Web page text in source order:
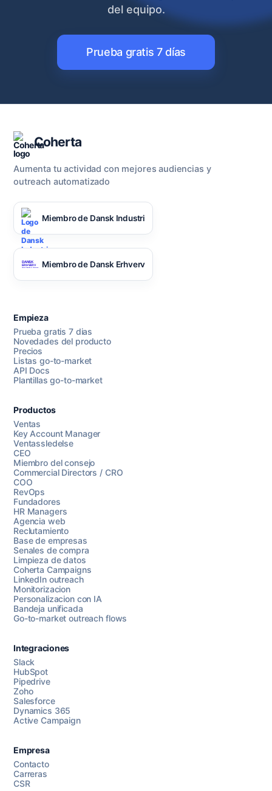
del equipo.
Prueba gratis 7 días
Chatea con nosotros
Coherta
Aumenta tu actividad con mejores audiencias y
outreach automatizado
Miembro de Dansk Industri
Miembro de Dansk Erhverv
Empieza
Prueba gratis 7 dias
Novedades del producto
Precios
Listas go-to-market
API Docs
Plantillas go-to-market
Productos
Ventas
Key Account Manager
Ventassledelse
CEO
Miembro del consejo
Commercial Directors / CRO
COO
RevOps
Fundadores
HR Managers
Agencia web
Reclutamiento
Base de empresas
Senales de compra
Limpieza de datos
Coherta Campaigns
LinkedIn outreach
Monitorizacion
Personalizacion con IA
Bandeja unificada
Go-to-market outreach flows
Integraciones
Slack
HubSpot
Pipedrive
Zoho
Salesforce
Dynamics 365
Active Campaign
Empresa
Contacto
Carreras
CSR